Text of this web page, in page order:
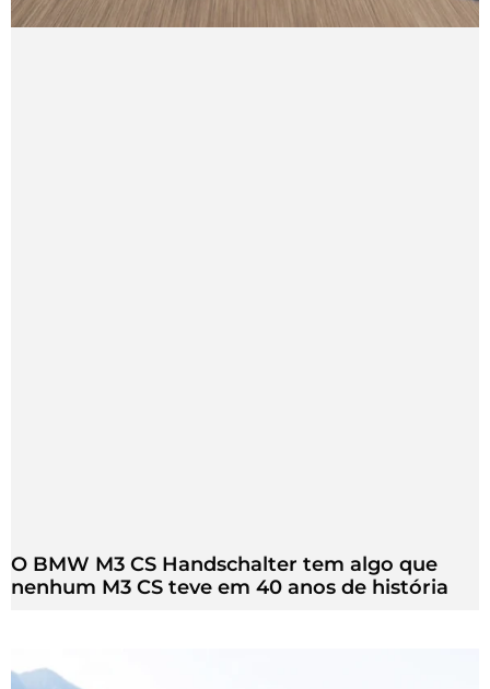
O BMW M3 CS Handschalter tem algo que
nenhum M3 CS teve em 40 anos de história